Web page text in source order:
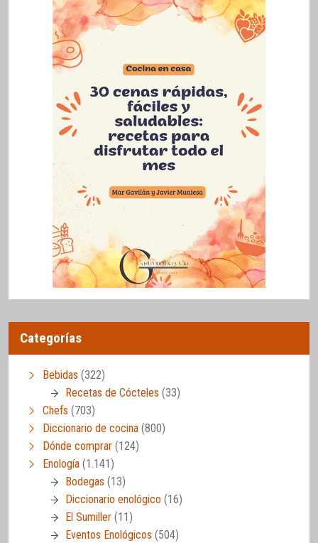
Categorías
Bebidas (322)
Recetas de Cócteles (33)
Chefs (703)
Diccionario de cocina (800)
Dónde comprar (124)
Enología (1.141)
Bodegas (13)
Diccionario enológico (16)
El Sumiller (11)
Eventos Enológicos (504)